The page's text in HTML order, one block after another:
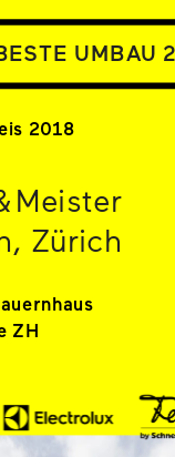
UMBAU
2018
Meister
Zürich
ZH